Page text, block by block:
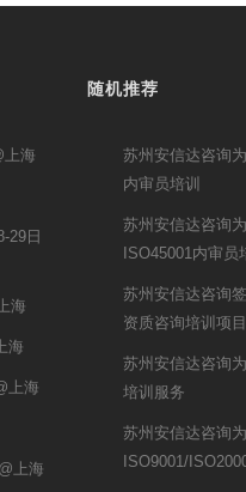
上海
29日
海
海
上海
上海
随机推荐
苏州安信达咨询
内审员培训
苏州安信达咨询
ISO45001内审员
苏州安信达咨询
资质咨询培训项目
苏州安信达咨询
培训服务
苏州安信达咨询
ISO9001/